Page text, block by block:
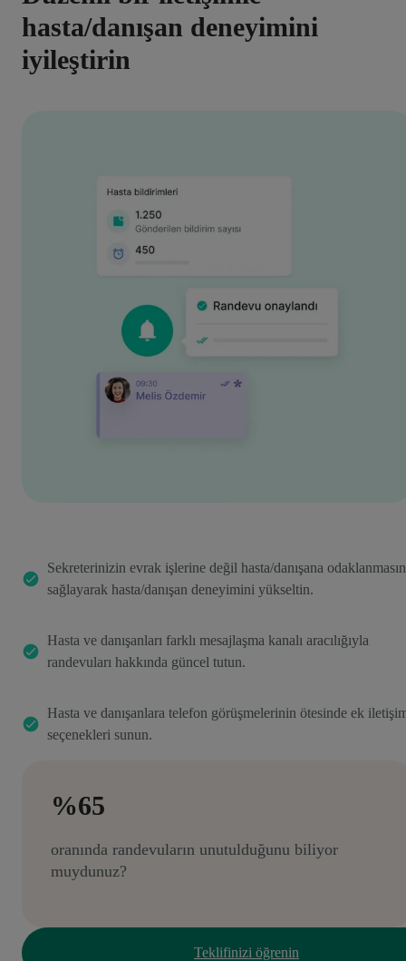
hasta/danışan deneyimini
iyileştirin
Sekreterinizin evrak işlerine değil hasta/danışana
sağlayarak hasta/danışan deneyimini yükseltin.
Hasta ve danışanları farklı mesajlaşma kanalı aracılığıyla
randevuları hakkında güncel tutun.
Hasta ve danışanlara telefon görüşmelerinin ötesinde ek
seçenekleri sunun.
%65
oranında randevuların unutulduğunu biliyor
muydunuz?
Teklifinizi öğrenin